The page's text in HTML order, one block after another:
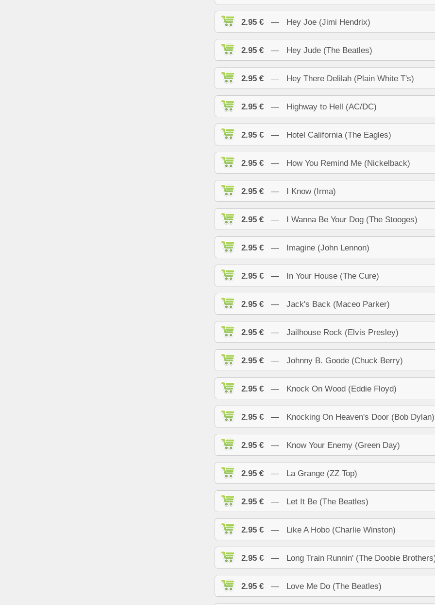
2.95 € — Hey Joe (Jimi Hendrix)
2.95 € — Hey Jude (The Beatles)
2.95 € — Hey There Delilah (Plain White T's)
2.95 € — Highway to Hell (AC/DC)
2.95 € — Hotel California (The Eagles)
2.95 € — How You Remind Me (Nickelback)
2.95 € — I Know (Irma)
2.95 € — I Wanna Be Your Dog (The Stooges)
2.95 € — Imagine (John Lennon)
2.95 € — In Your House (The Cure)
2.95 € — Jack's Back (Maceo Parker)
2.95 € — Jailhouse Rock (Elvis Presley)
2.95 € — Johnny B. Goode (Chuck Berry)
2.95 € — Knock On Wood (Eddie Floyd)
2.95 € — Knocking On Heaven's Door (Bob Dylan)
2.95 € — Know Your Enemy (Green Day)
2.95 € — La Grange (ZZ Top)
2.95 € — Let It Be (The Beatles)
2.95 € — Like A Hobo (Charlie Winston)
2.95 € — Long Train Runnin' (The Doobie
2.95 € — Love Me Do (The Beatles)